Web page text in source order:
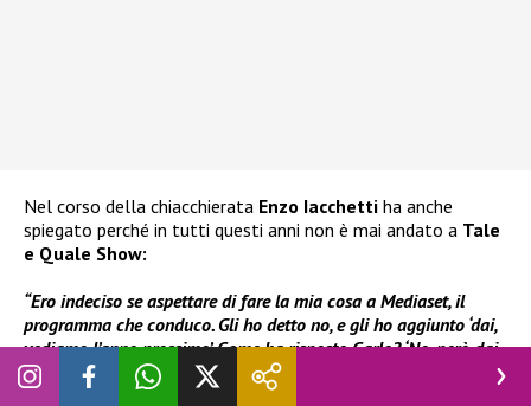
Nel corso della chiacchierata Enzo Iacchetti ha anche
spiegato perché in tutti questi anni non è mai andato a Tale
e Quale Show:
“Ero indeciso se aspettare di fare la mia cosa a Mediaset, il
programma che conduco. Gli ho detto no, e gli ho aggiunto ‘dai,
vediamo l’anno prossimo’. Come ha risposto Carlo? ‘No, però dai,
è il terzo anno che te lo chiedo’.”